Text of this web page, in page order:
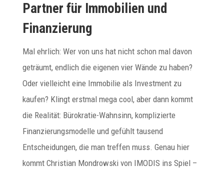
Partner für Immobilien und
Finanzierung
Mal ehrlich: Wer von uns hat nicht schon mal davon
geträumt, endlich die eigenen vier Wände zu haben?
Oder vielleicht eine Immobilie als Investment zu
kaufen? Klingt erstmal mega cool, aber dann kommt
die Realität: Bürokratie-Wahnsinn, komplizierte
Finanzierungsmodelle und gefühlt tausend
Entscheidungen, die man treffen muss. Genau hier
kommt Christian Mondrowski von IMODIS ins Spiel –